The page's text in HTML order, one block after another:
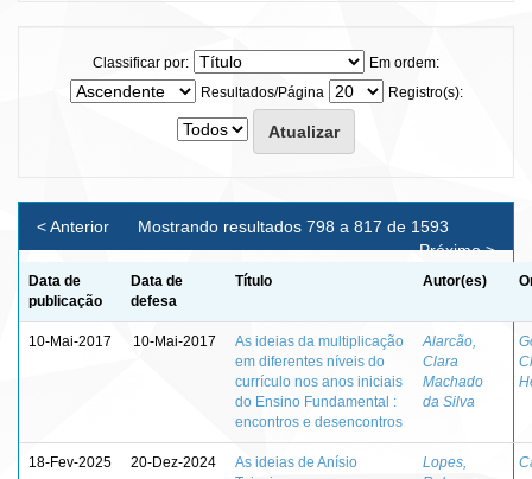
Classificar por:
Em ordem:
Resultados/Página
Registro(s):
Mostrando resultados 798 a 817 de 1593
< Anterior
Próximo >
Data de
publicação
Data de
defesa
Título Autor(es)
10-Mai-2017 10-Mai-2017
As ideias da multiplicação
em diferentes níveis do
currículo nos anos iniciais
do Ensino Fundamental :
encontros e desencontros
Alarcão,
Clara
Machado
da Silva
18-Fev-2025 20-Dez-2024
As ideias de Anísio
Lopes,